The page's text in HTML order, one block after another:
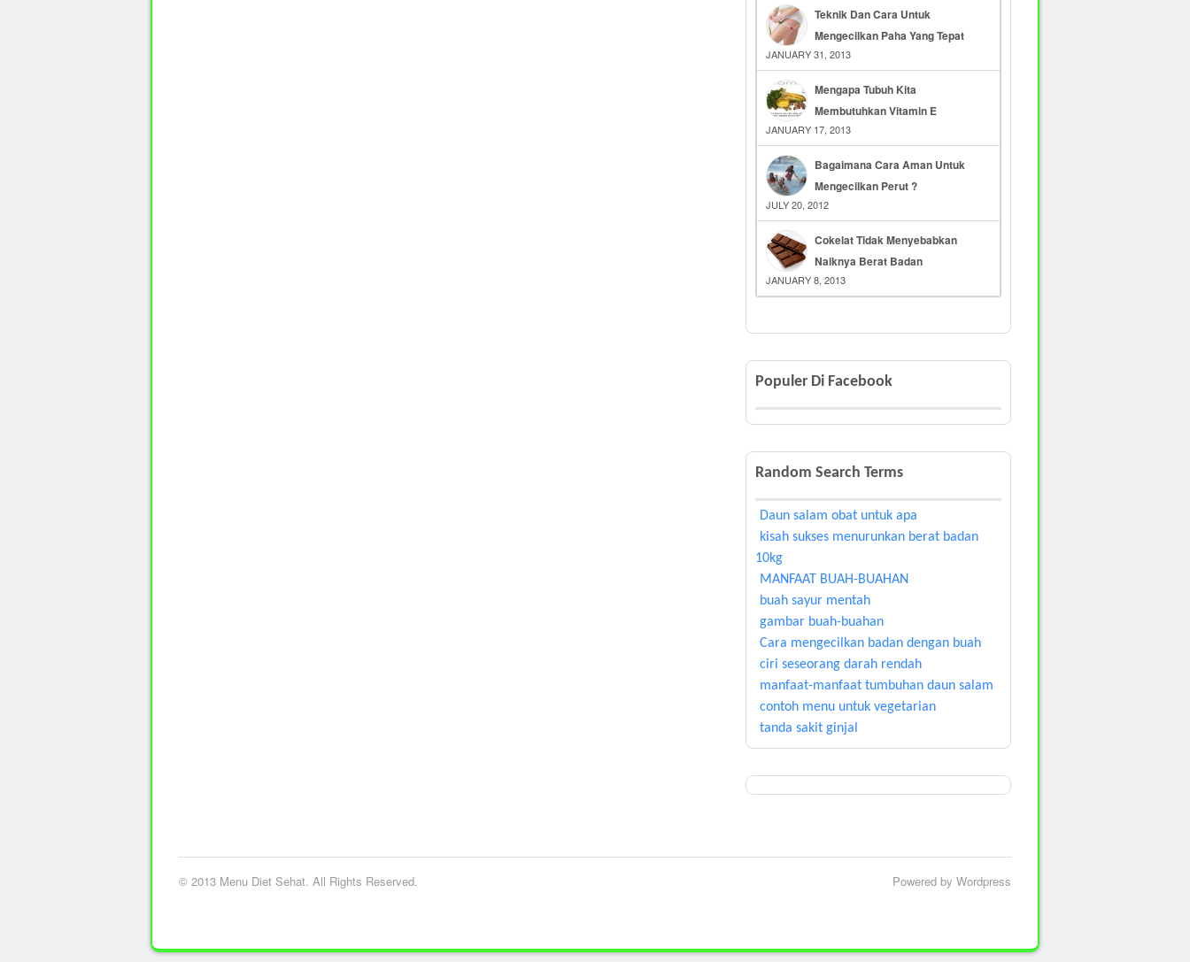
Teknik Dan Cara Untuk
Mengecilkan Paha Yang Tepat
JANUARY 31, 2013
Mengapa Tubuh Kita
Membutuhkan Vitamin E
JANUARY 17, 2013
Bagaimana Cara Aman Untuk
Mengecilkan Perut ?
JULY 20, 2012
Cokelat Tidak Menyebabkan
Naiknya Berat Badan
JANUARY 8, 2013
Populer Di Facebook
Random Search Terms
Daun salam obat untuk apa
kisah sukses menurunkan berat badan
10kg
MANFAAT BUAH-BUAHAN
buah sayur mentah
gambar buah-buahan
Cara mengecilkan badan dengan buah
ciri seseorang darah rendah
manfaat-manfaat tumbuhan daun salam
contoh menu untuk vegetarian
tanda sakit ginjal
© 2013 Menu Diet Sehat. All Rights Reserved. Powered by Wordpress